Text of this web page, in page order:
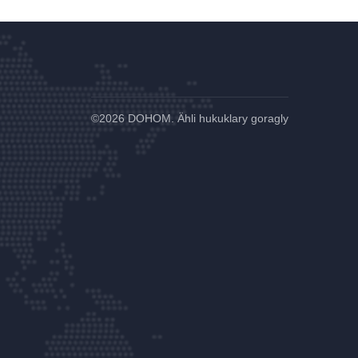
©2026 DOHOM. Ähli hukuklary goragly